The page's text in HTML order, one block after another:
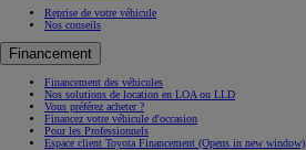
Reprise de votre véhicule
Nos conseils
Financement
Financement des véhicules
Nos solutions de location en LOA ou LLD
Vous préférez acheter ?
Financez votre véhicule d'occasion
Pour les Professionnels
Espace client Toyota Financement (Opens in new window)